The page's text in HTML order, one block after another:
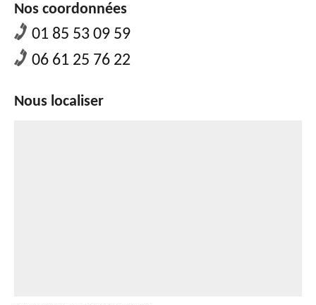
Nos coordonnées
01 85 53 09 59
06 61 25 76 22
Nous localiser